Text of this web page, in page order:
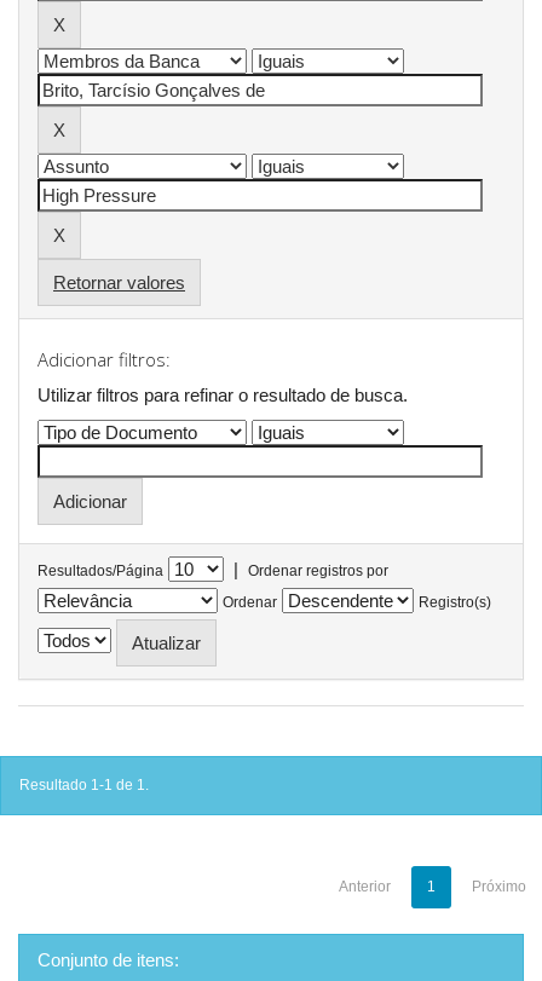
Retornar valores
Adicionar filtros:
Utilizar filtros para refinar o resultado de busca.
Resultados/Página |
Ordenar registros por
Ordenar
Registro(s)
Resultado 1-1 de 1.
Anterior 1 Próximo
Conjunto de itens: